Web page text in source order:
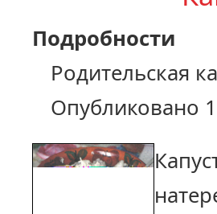
Подробности
Родительская
Опубликовано